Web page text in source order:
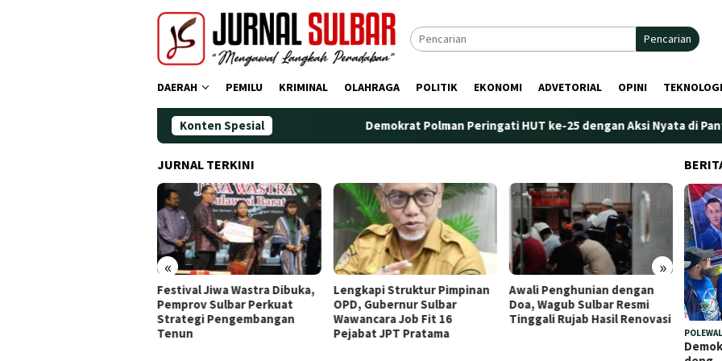
Pencarian
DAERAH PEMILU KRIMINAL OLAHRAGA POLITIK EKONOMI ADVETORIAL OPINI TEKNOLOGI
Konten Spesial Demokrat Polman Peringati HUT ke-25 dengan Aksi Nyata di Pantai
JURNAL TERKINI
« »
Lengkapi Struktur Pimpinan
OPD, Gubernur Sulbar
Wawancara Job Fit 16
Pejabat JPT Pratama
Awali Penghunian dengan
Doa, Wagub Sulbar Resmi
Tinggali Rujab Hasil Renovasi
Plt. Kepala Bapperida Sulbar
Tekankan Sinergi
Perencanaan dan Penguatan